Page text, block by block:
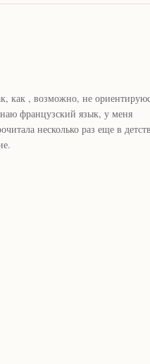
как , возможно, не
французский язык, у меня
несколько раз еще в